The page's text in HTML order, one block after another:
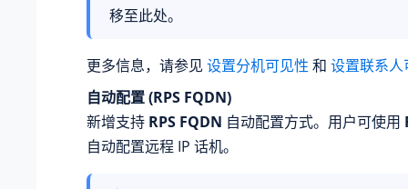
移至此处。
更多信息，请参见 设置分机可见性 和 设置联系人
自动配置 (RPS FQDN)
新增支持 RPS FQDN 自动配置方式。用户可使用
自动配置远程 IP 话机。